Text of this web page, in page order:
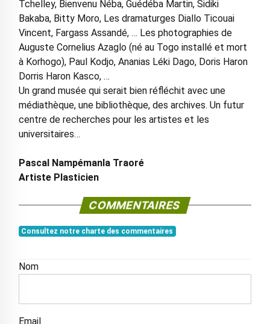
Tchelley, Bienvenu Néba, Guédéba Martin, Sidiki
Bakaba, Bitty Moro, Les dramaturges Diallo Ticouai
Vincent, Fargass Assandé, … Les photographies de
Auguste Cornelius Azaglo (né au Togo installé et mort
à Korhogo), Paul Kodjo, Ananias Léki Dago, Doris Haron
Dorris Haron Kasco, …
Un grand musée qui serait bien réfléchit avec une
médiathèque, une bibliothèque, des archives. Un futur
centre de recherches pour les artistes et les
universitaires…
Pascal Nampémanla Traoré
Artiste Plasticien
COMMENTAIRES
Consultez notre charte des commentaires
Nom
Email